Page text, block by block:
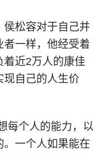
侯松容对于自己并
者一样，他经受着
着近2万人的康佳
现自己的人生价
每个人的能力，以
。一个人如果能在